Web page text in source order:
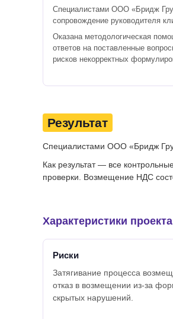
Специалистами ООО «Бридж
сопровождение руководителя
Оказана методологическая
ответов на поставленные
рисков некорректных
Результат
Специалистами ООО «Бридж
Как результат — все
проверки. Возмещение НДС
Характеристики проекта
Риски
Затягивание процесса
отказ в возмещении из-за
скрытых нарушений.